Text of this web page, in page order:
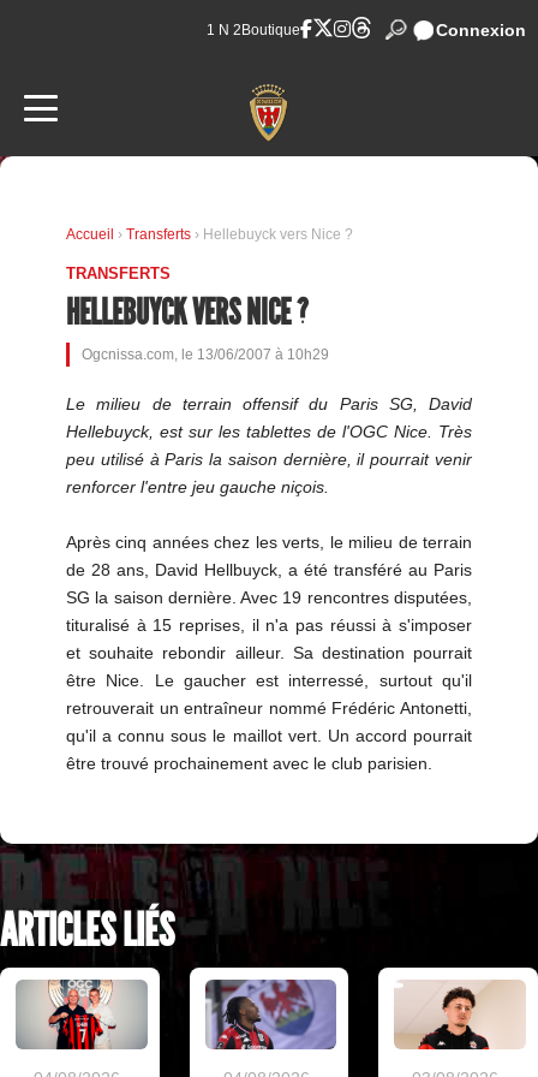
1 N 2 Boutique Connexion
Accueil › Transferts › Hellebuyck vers Nice ?
TRANSFERTS
HELLEBUYCK VERS NICE ?
Ogcnissa.com, le 13/06/2007 à 10h29
Le milieu de terrain offensif du Paris SG, David
Hellebuyck, est sur les tablettes de l'OGC Nice. Très
peu utilisé à Paris la saison dernière, il pourrait venir
renforcer l'entre jeu gauche niçois.
Après cinq années chez les verts, le milieu de terrain
de 28 ans, David Hellbuyck, a été transféré au Paris
SG la saison dernière. Avec 19 rencontres disputées,
tituralisé à 15 reprises, il n'a pas réussi à s'imposer
et souhaite rebondir ailleur. Sa destination pourrait
être Nice. Le gaucher est interressé, surtout qu'il
retrouverait un entraîneur nommé Frédéric Antonetti,
qu'il a connu sous le maillot vert. Un accord pourrait
être trouvé prochainement avec le club parisien.
ARTICLES LIÉS